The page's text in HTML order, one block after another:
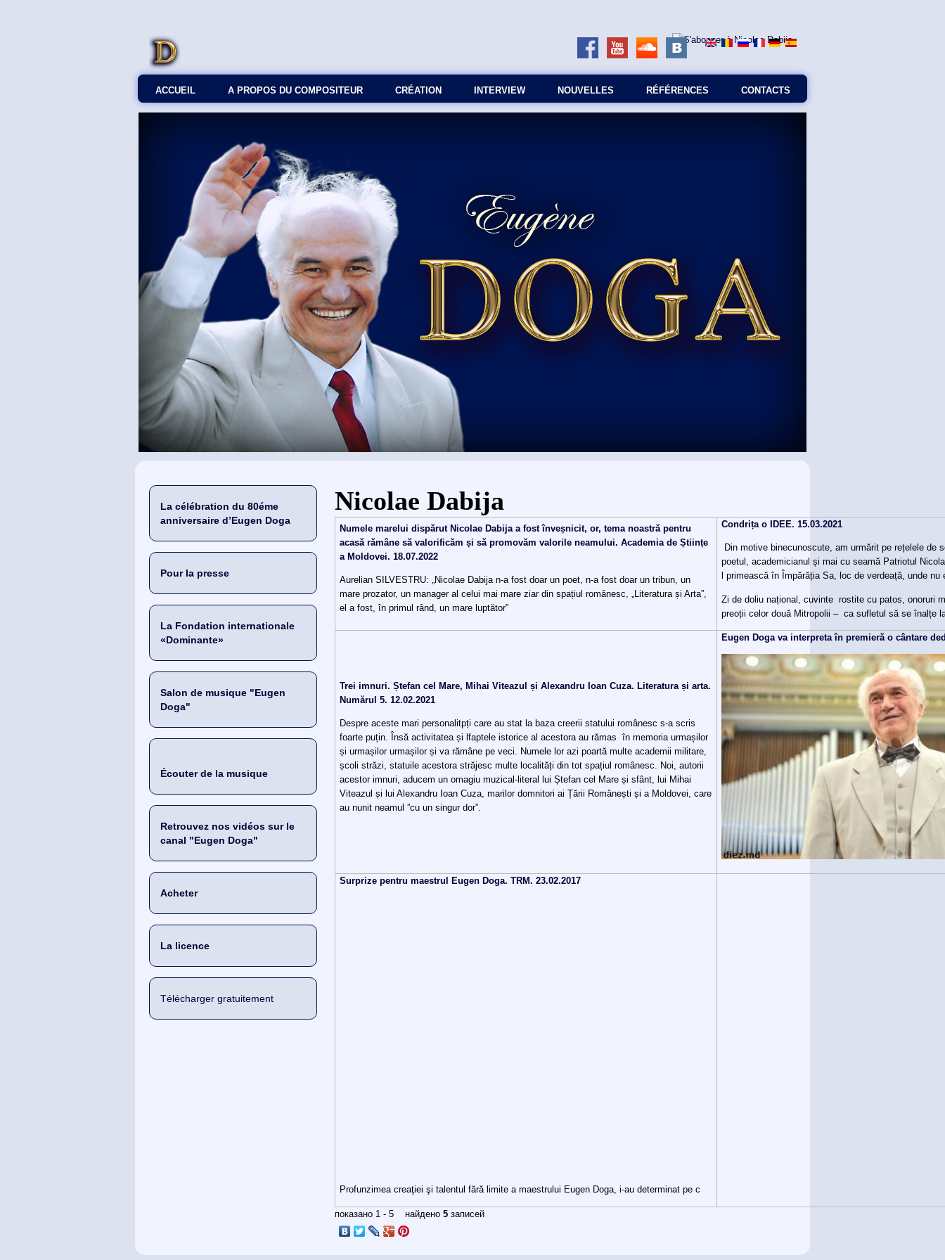
ACCUEIL A PROPOS DU COMPOSITEUR СRÉATION INTERVIEW NOUVELLES RÉFÉRENCES CONTACTS
La célébration du 80éme
anniversaire d’Eugen Doga
Pour la presse
La Fondation internationale
«Dominante»
Salon de musique "Eugen
Doga"
Écouter de la musique
Retrouvez nos vidéos sur le
canal "Eugen Doga"
Acheter
La licence
Télécharger gratuitement
Vous êtes ici
Nicolae Dabija
Numele marelui dispărut Nicolae Dabija a fost înveșnicit, or, tema noastră pentru
acasă rămâne să valorificăm și să promovăm valorile neamului. Academia de Științe
a Moldovei. 18.07.2022
Aurelian SILVESTRU: „Nicolae Dabija n-a fost doar un poet, n-a fost doar un tribun, un
mare prozator, un manager al celui mai mare ziar din spațiul românesc, „Literatura și Arta”,
el a fost, în primul rând, un mare luptător”
Condrița o IDEE. 15.03.2021
Din motive binecunoscute, am urmărit pe rețelele de
poetul, academicianul și mai cu seamă Patriotul
l primească în Împărăția Sa, loc de verdeață, unde
Zi de doliu național, cuvinte rostite cu patos, onoruri
preoții celor două Mitropolii – ca sufletul să se înalțe
Trei imnuri. Ștefan cel Mare, Mihai Viteazul și Alexandru Ioan Cuza. Literatura și arta.
Numărul 5. 12.02.2021
Despre aceste mari personalitpți care au stat la baza creerii statului românesc s-a scris
foarte puțin. Însă activitatea și lfaptele istorice al acestora au rămas în memoria urmașilor
și urmașilor urmașilor și va rămâne pe veci. Numele lor azi poartă multe academii militare,
școli străzi, statuile acestora străjesc multe localități din tot spațiul românesc. Noi, autorii
acestor imnuri, aducem un omagiu muzical-literal lui Ștefan cel Mare și sfânt, lui Mihai
Viteazul și lui Alexandru Ioan Cuza, marilor domnitori ai Țării Românești și a Moldovei, care
au nunit neamul ”cu un singur dor”.
Eugen Doga va interpreta în premieră o cântare
Surprize pentru maestrul Eugen Doga. TRM. 23.02.2017
Profunzimea creaţiei şi talentul fără limite a maestrului Eugen Doga, i-au determinat pe c
показано 1 - 5 найдено5 записей